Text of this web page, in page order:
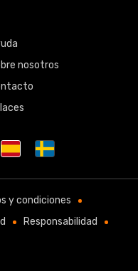
nosotros
y condiciones
Responsabilidad